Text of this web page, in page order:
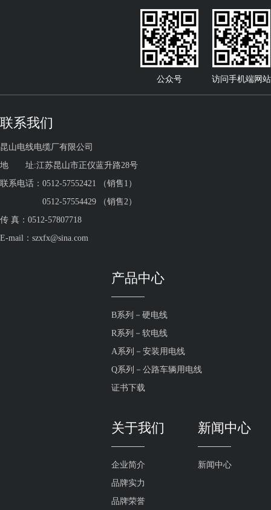
公众号 访问手机端网站
联系我们
昆山电线电缆厂有限公司
地 址:江苏昆山市正仪蓝升路28号
联系电话：0512-57552421 （销售1）
0512-57554429 （销售2）
传 真：0512-57807718
E-mail：szxfx@sina.com
产品中心
B系列－硬电线
R系列－软电线
A系列－安装用电线
Q系列－公路车辆用电线
证书下载
关于我们
企业简介
品牌实力
品牌荣誉
新闻中心
新闻中心